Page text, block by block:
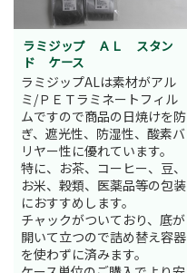
ラミジップ ＡＬ スタン
ド ケース
ラミジップALは素材がアル
ミ/ＰＥＴラミネートフィル
ムですので商品の日焼けを防
ぎ、遮光性、防湿性、酸素バ
リヤー性に優れています。
特に、お茶、コーヒー、豆、
お米、穀類、医薬品等の包装
におすすめします。
チャックがついており、底が
開いて立つので詰め替え容器
を使わずに済みます。